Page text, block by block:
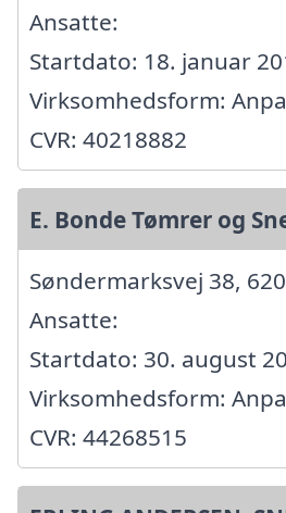
Ansatte:
Startdato: 18. januar
Virksomhedsform:
CVR: 40218882
E. Bonde Tømrer og
Søndermarksvej 38,
Ansatte:
Startdato: 30. august
Virksomhedsform:
CVR: 44268515